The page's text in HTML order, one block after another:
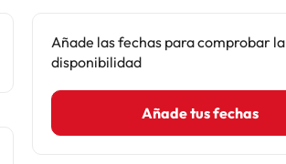
Añade las fechas para comprobar la
disponibilidad
Añade tus fechas